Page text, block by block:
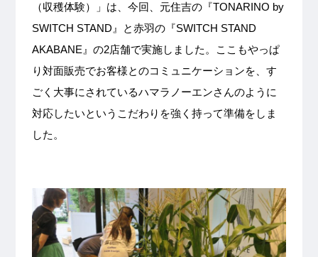
（収穫体験）」は、今回、元住吉の『TONARINO by
SWITCH STAND』と赤羽の『SWITCH STAND
AKABANE』の2店舗で実施しました。ここもやっぱ
り対面販売でお客様とのコミュニケーションを、す
ごく大事にされているハマラノーエンさんのように
対応したいというこだわりを強く持って準備をしま
した。